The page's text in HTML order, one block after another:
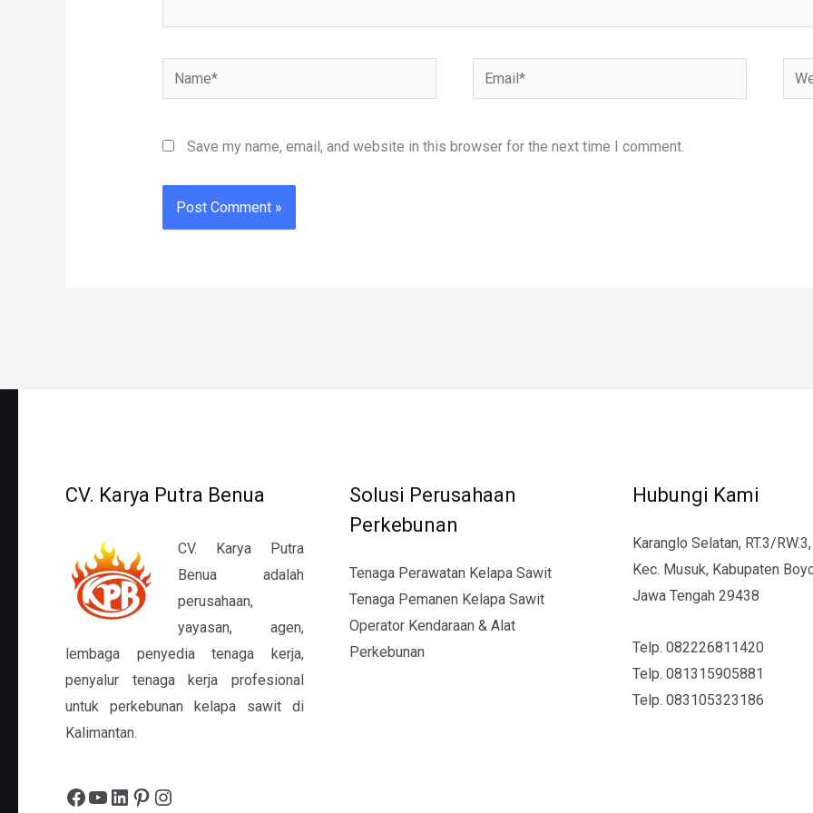
Name* Email*
Save my name, email, and website in this browser for the next time I comment.
CV. Karya Putra Benua
CV. Karya Putra
Benua adalah
perusahaan,
yayasan, agen,
lembaga penyedia tenaga kerja,
penyalur tenaga kerja profesional
untuk perkebunan kelapa sawit di
Kalimantan.
Solusi Perusahaan
Perkebunan
Tenaga Perawatan Kelapa Sawit
Tenaga Pemanen Kelapa Sawit
Operator Kendaraan & Alat
Perkebunan
Hubungi Kami
Karanglo Selatan, RT.3/
Kec. Musuk, Kabupaten
Jawa Tengah 29438
Telp. 082226811420
Telp. 081315905881
Telp. 083105323186